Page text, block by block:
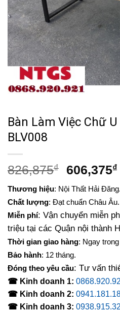
Bàn Làm Việc Chữ
BLV008
826,875₫
Giá
là:
826,875₫.
606,375₫
Thương hiệu: Nội Thất Hải Đăng.
Chất lượng: Đạt chuẩn Châu Âu.
Miễn phí: Vận chuyển miễn
triệu tại các Quận nội thành
Thời gian giao hàng: Ngay
Bảo hành: 12 tháng.
Đóng theo yêu cầu: Tư vấn
☎ Kinh doanh 1:
☎ Kinh doanh 2:
☎ Kinh doanh 3: